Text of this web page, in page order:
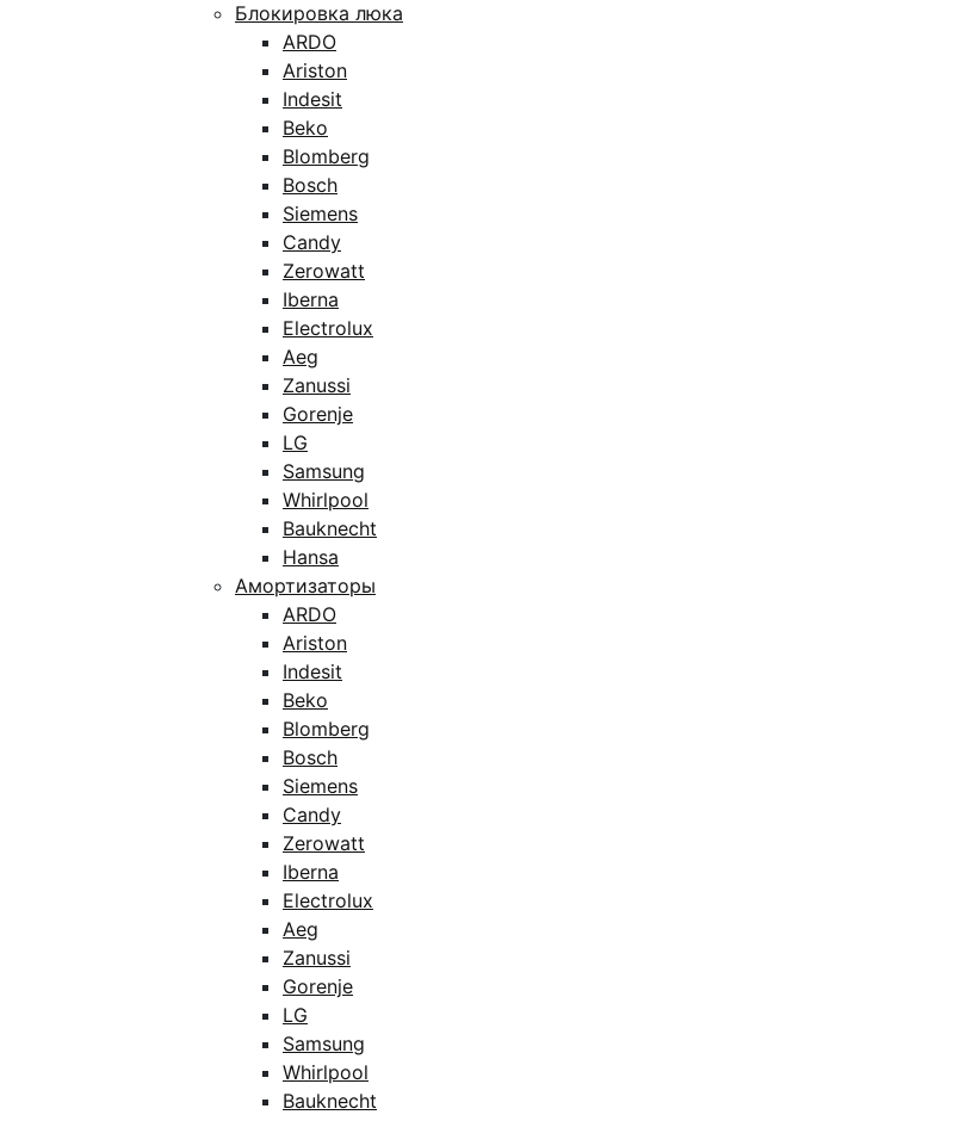
Блокировка люка
ARDO
Ariston
Indesit
Beko
Blomberg
Bosch
Siemens
Candy
Zerowatt
Iberna
Electrolux
Aeg
Zanussi
Gorenje
LG
Samsung
Whirlpool
Bauknecht
Hansa
Амортизаторы
ARDO
Ariston
Indesit
Beko
Blomberg
Bosch
Siemens
Candy
Zerowatt
Iberna
Electrolux
Aeg
Zanussi
Gorenje
LG
Samsung
Whirlpool
Bauknecht